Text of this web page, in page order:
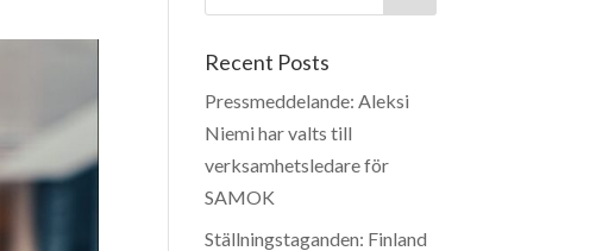
Recent Posts
Pressmeddelande: Aleksi
Niemi har valts till
verksamhetsledare för
SAMOK
Ställningstaganden: Finland